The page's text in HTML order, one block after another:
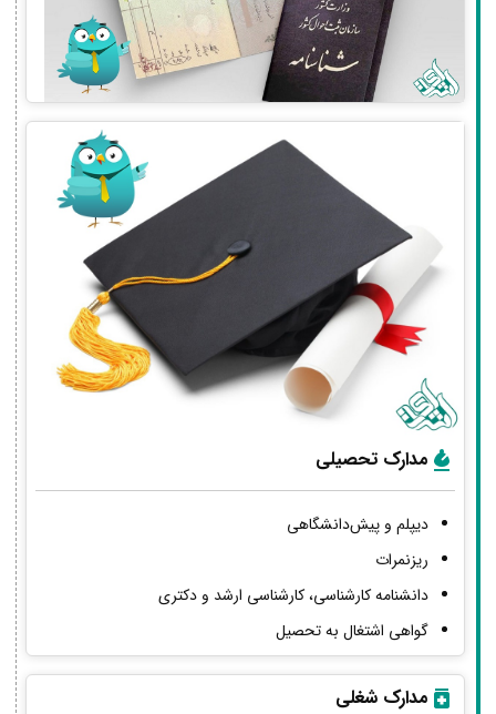
مدارک تحصیلی
دیپلم و پیش‌دانشگاهی
ریزنمرات
دانشنامه کارشناسی، کارشناسی ارشد و دکتری
گواهی اشتغال به تحصیل
مدارک شغلی